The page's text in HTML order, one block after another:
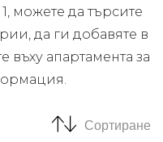
можете да търсите
да ги добавяте в
въху апартамента за
Сортиране